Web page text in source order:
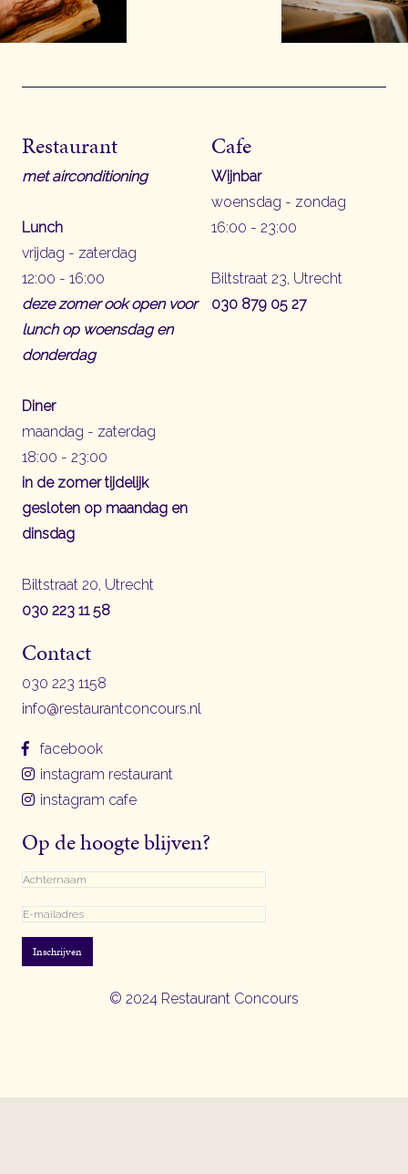
Restaurant
met airconditioning
Lunch
vrijdag - zaterdag
12:00 - 16:00
deze zomer ook open voor
lunch op woensdag en
donderdag
Diner
maandag - zaterdag
18:00 - 23:00
in de zomer tijdelijk
gesloten op maandag en
dinsdag
Biltstraat 20, Utrecht
030 223 11 58
Cafe
Wijnbar
woensdag - zondag
16:00 - 23:00
Biltstraat 23, Utrecht
030 879 05 27
Contact
030 223 1158
info@restaurantconcours.nl
facebook
instagram restaurant
instagram cafe
Op de hoogte blijven?
Inschrijven
© 2024 Restaurant Concours